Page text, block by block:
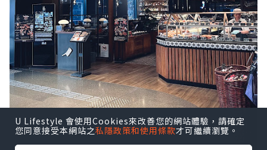
U Lifestyle 會使用Cookies來改善您的網站體驗，請確定
您同意接受本網站之私隱政策和使用條款才可繼續瀏覽。